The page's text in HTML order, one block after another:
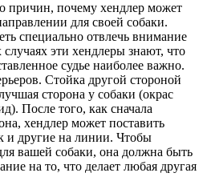
причин, почему хендлер может
для своей собаки.
специально отвлечь внимание
эти хендлеры знают, что
судье наиболее важно.
Стойка другой стороной
сторона у собаки (окрас
После того, как сначала
хендлер может поставить
и другие на линии. Чтобы
вашей собаки, она должна быть
на то, что делает любая другая